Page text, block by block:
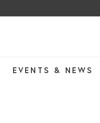
EVENTS & NEWS